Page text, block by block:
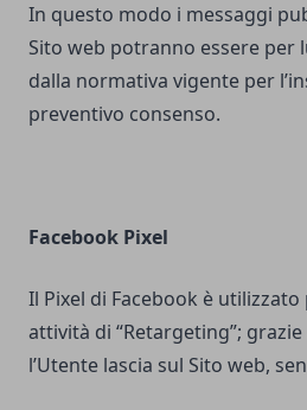
In questo modo i messaggi
Sito web potranno essere
dalla normativa vigente per
preventivo consenso.
Facebook Pixel
Il Pixel di Facebook è
attività di “Retargeting”;
l’Utente lascia sul Sito web,